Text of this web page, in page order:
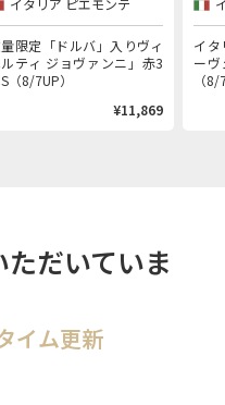
「ヴィベルティ ジョヴァ
」赤3本セット
限定「ドルバ」入りヴィ
ティ ジョヴァンニ」赤3
（8/7UP）
¥11,869
イタ
ー
（
だいていま
イム更新